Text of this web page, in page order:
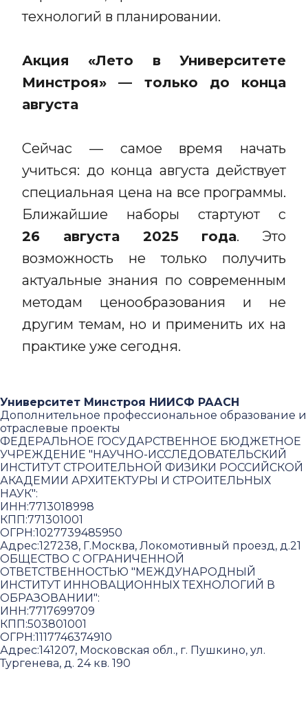
технологий в планировании.
Акция «Лето в Университете
Минстроя» — только до конца
августа
Сейчас — самое время начать
учиться: до конца августа действует
специальная цена на все программы.
Ближайшие наборы стартуют с
26 августа 2025 года. Это
возможность не только получить
актуальные знания по современным
методам ценообразования и не
другим темам, но и применить их на
практике уже сегодня.
Университет Минстроя НИИСФ РААСН
Дополнительное профессиональное образование и
отраслевые проекты
ФЕДЕРАЛЬНОЕ ГОСУДАРСТВЕННОЕ БЮДЖЕТНОЕ
УЧРЕЖДЕНИЕ "НАУЧНО-ИССЛЕДОВАТЕЛЬСКИЙ
ИНСТИТУТ СТРОИТЕЛЬНОЙ ФИЗИКИ РОССИЙСКОЙ
АКАДЕМИИ АРХИТЕКТУРЫ И СТРОИТЕЛЬНЫХ
НАУК":
ИНН:7713018998
КПП:771301001
ОГРН:1027739485950
Адрес:127238, Г.Москва, Локомотивный проезд, д.21
ОБЩЕСТВО С ОГРАНИЧЕННОЙ
ОТВЕТСТВЕННОСТЬЮ "МЕЖДУНАРОДНЫЙ
ИНСТИТУТ ИННОВАЦИОННЫХ ТЕХНОЛОГИЙ В
ОБРАЗОВАНИИ":
ИНН:7717699709
КПП:503801001
ОГРН:1117746374910
Адрес:141207, Московская обл., г. Пушкино, ул.
Тургенева, д. 24 кв. 190